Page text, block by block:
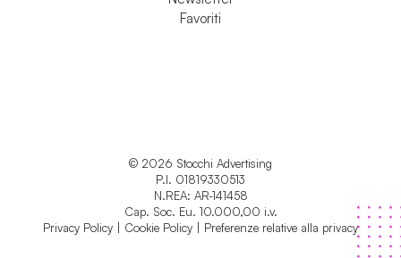
Gadget in offerta
Gadget Ecosostenibili personalizzati
© 2026 Stocchi Advertising
P.I. 01819330513